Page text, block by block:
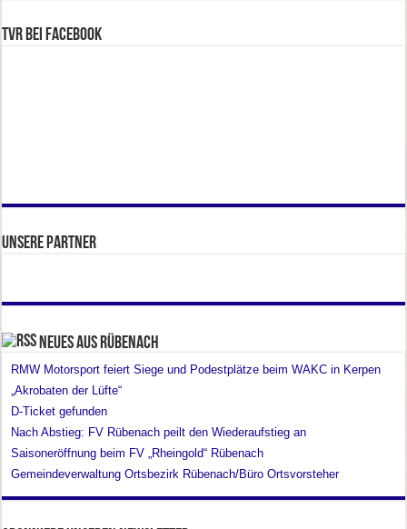
TVR bei facebook
Unsere Partner
Neues aus Rübenach
RMW Motorsport feiert Siege und Podestplätze beim WAKC in Kerpen
„Akrobaten der Lüfte“
D-Ticket gefunden
Nach Abstieg: FV Rübenach peilt den Wiederaufstieg an
Saisoneröffnung beim FV „Rheingold“ Rübenach
Gemeindeverwaltung Ortsbezirk Rübenach/Büro Ortsvorsteher